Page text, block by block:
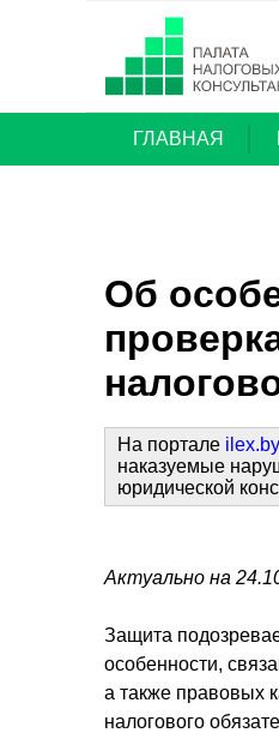
ГЛАВНАЯ
Об
На портале ilex.by
наказуемые
юридической
Актуально на
Защита
особенности,
а также правовых
налогового